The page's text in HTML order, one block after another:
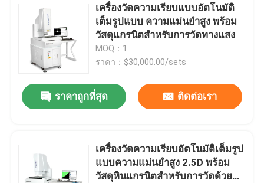
วิดีโอ
เกี่ยวกับเรา
ทัวร์โรงงาน
ติดต่อเรา
เครื่องวัดความเรียบแบบอัตโนมัติ
เต็มรูปแบบ ความแม่นยำสูง พร้อม
วัสดุแกรนิตสำหรับการวัดทางแสง
MOQ：1
ราคา：$30,000.00/sets
ราคาถูกที่สุด ติดต่อเรา
เครื่องวัดความเรียบอัตโนมัติเต็มรูป
แบบความแม่นยำสูง 2.5D พร้อม
วัสดุหินแกรนิตสำหรับการวัดด้วย